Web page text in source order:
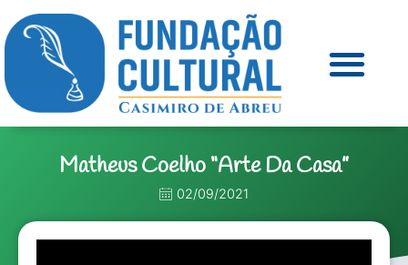
Matheus Coelho “Arte Da Casa”
02/09/2021